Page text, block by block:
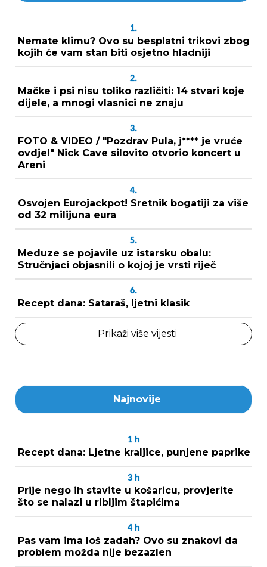
1.
Nemate klimu? Ovo su besplatni trikovi zbog
kojih će vam stan biti osjetno hladniji
2.
Mačke i psi nisu toliko različiti: 14 stvari koje
dijele, a mnogi vlasnici ne znaju
3.
FOTO & VIDEO / "Pozdrav Pula, j**** je vruće
ovdje!" Nick Cave silovito otvorio koncert u
Areni
4.
Osvojen Eurojackpot! Sretnik bogatiji za više
od 32 milijuna eura
5.
Meduze se pojavile uz istarsku obalu:
Stručnjaci objasnili o kojoj je vrsti riječ
6.
Recept dana: Sataraš, ljetni klasik
Prikaži više vijesti
Najnovije
1 h
Recept dana: Ljetne kraljice, punjene paprike
3 h
Prije nego ih stavite u košaricu, provjerite
što se nalazi u ribljim štapićima
4 h
Pas vam ima loš zadah? Ovo su znakovi da
problem možda nije bezazlen